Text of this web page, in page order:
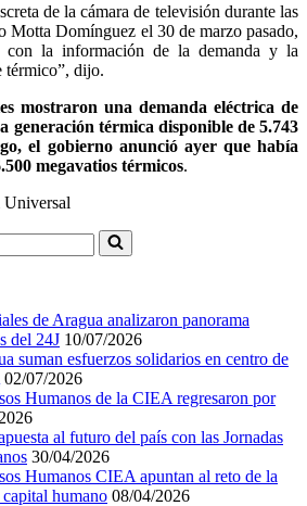
de la cámara de televisión durante las
Motta Domínguez el 30 de marzo pasado,
la información de la demanda y la
térmico”, dijo.
mostraron una demanda eléctrica de
generación térmica disponible de 5.743
el gobierno anunció ayer que había
megavatios térmicos.
de Aragua analizaron panorama
del 24J 10/07/2026
suman esfuerzos solidarios en centro de
02/07/2026
Humanos de la CIEA regresaron por
al futuro del país con las Jornadas
30/04/2026
Humanos CIEA apuntan al reto de la
humano 08/04/2026